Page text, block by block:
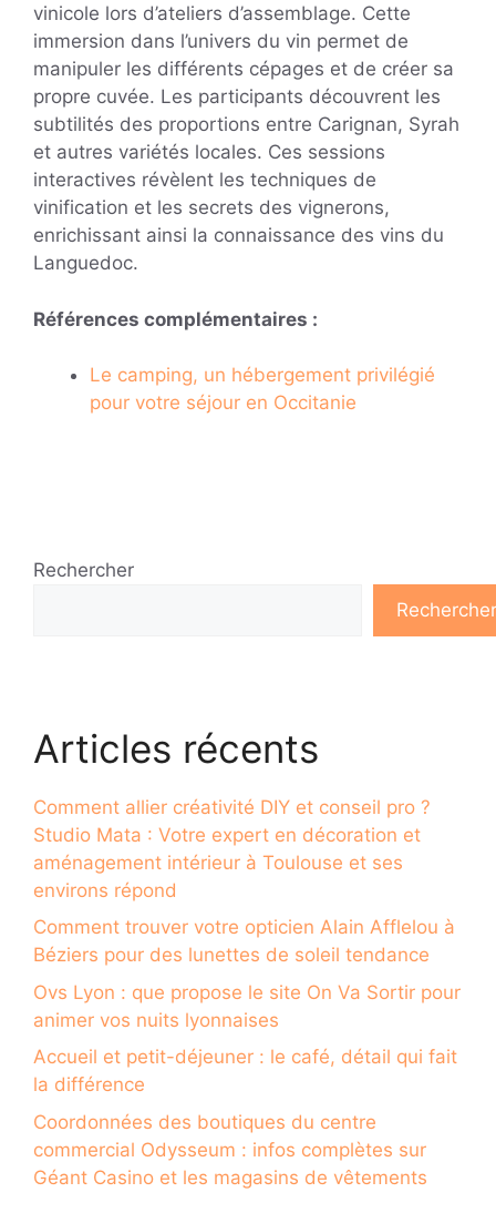
vinicole lors d’ateliers d’assemblage. Cette
immersion dans l’univers du vin permet de
manipuler les différents cépages et de créer sa
propre cuvée. Les participants découvrent les
subtilités des proportions entre Carignan, Syrah
et autres variétés locales. Ces sessions
interactives révèlent les techniques de
vinification et les secrets des vignerons,
enrichissant ainsi la connaissance des vins du
Languedoc.
Références complémentaires :
Le camping, un hébergement privilégié
pour votre séjour en Occitanie
Rechercher
Rechercher
Articles récents
Comment allier créativité DIY et conseil pro ?
Studio Mata : Votre expert en décoration et
aménagement intérieur à Toulouse et ses
environs répond
Comment trouver votre opticien Alain Afflelou à
Béziers pour des lunettes de soleil tendance
Ovs Lyon : que propose le site On Va Sortir pour
animer vos nuits lyonnaises
Accueil et petit-déjeuner : le café, détail qui fait
la différence
Coordonnées des boutiques du centre
commercial Odysseum : infos complètes sur
Géant Casino et les magasins de vêtements